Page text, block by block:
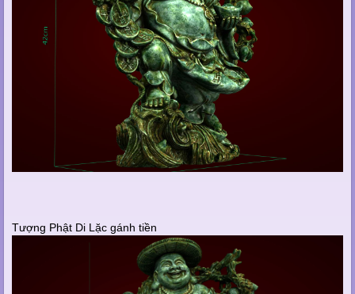
Tượng Phật Di Lặc gánh tiền